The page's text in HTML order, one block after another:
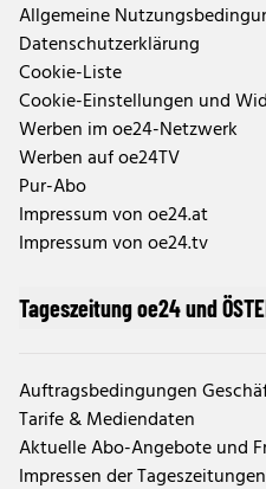
Allgemeine
Datenschutzerklärung
Cookie-Liste
Cookie-Einstellungen und
Werben im oe24-Netzwerk
Werben auf oe24TV
Pur-Abo
Impressum von oe24.at
Impressum von oe24.tv
Tageszeitung oe24 und
Auftragsbedingungen
Tarife & Mediendaten
Aktuelle Abo-Angebote und
Impressen der